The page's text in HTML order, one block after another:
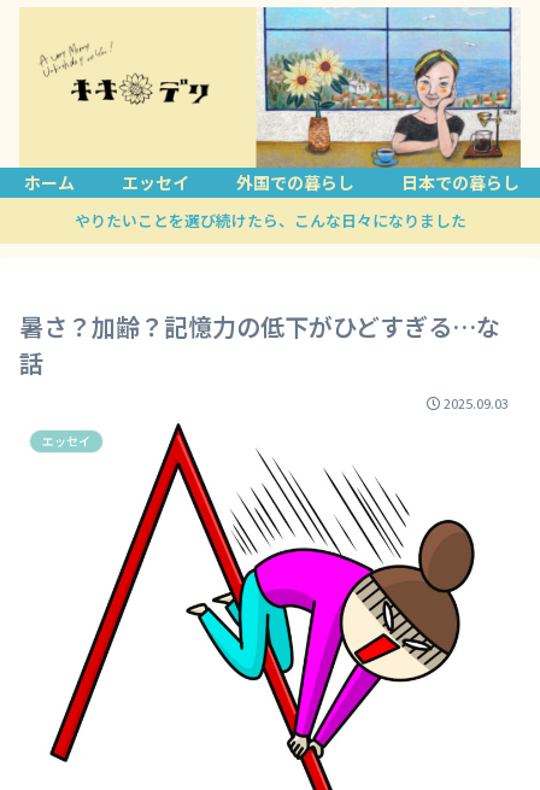
ホーム エッセイ 外国での暮らし 日本での暮らし
やりたいことを選び続けたら、こんな日々になりました
暑さ？加齢？記憶力の低下がひどすぎる…な
話
2025.09.03
エッセイ